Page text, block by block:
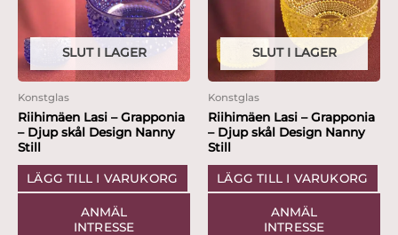
SLUT I LAGER
Konstglas
Riihimäen Lasi – Grapponia
– Djup skål Design Nanny
Still
LÄGG TILL I VARUKORG
ANMÄL
INTRESSE
SLUT I LAGER
Konstglas
Riihimäen Lasi – Grapponia
– Djup skål Design Nanny
Still
LÄGG TILL I VARUKORG
ANMÄL
INTRESSE